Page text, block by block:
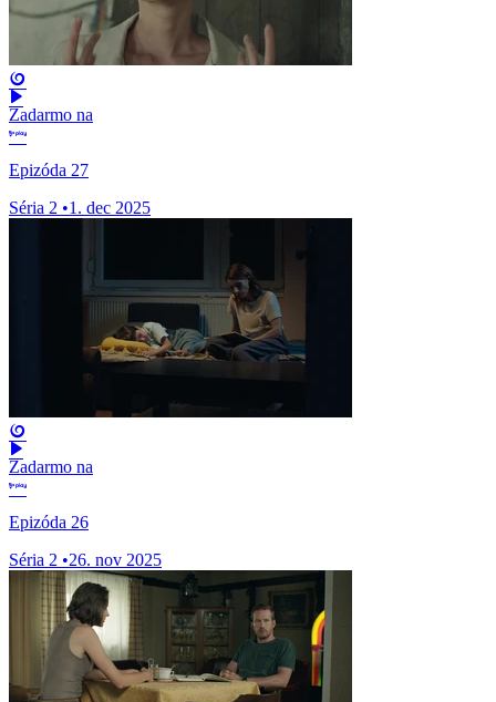
Zadarmo na
Epizóda 27
Séria 2 •1. dec 2025
Zadarmo na
Epizóda 26
Séria 2 •26. nov 2025